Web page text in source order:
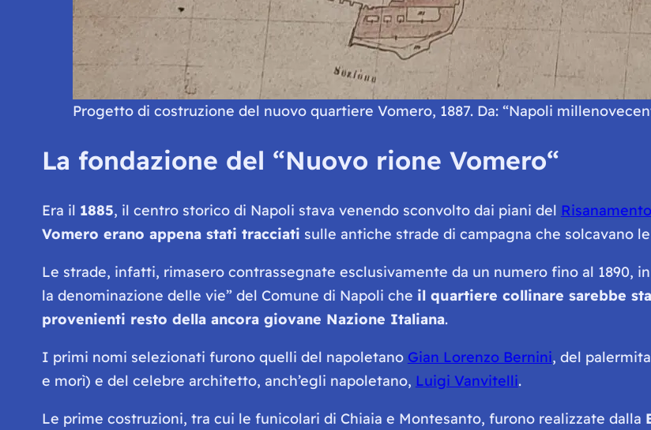
Progetto di costruzione del nuovo quartiere Vomero, 1887. Da: “Napoli
La fondazione del “Nuovo rione Vomero“
Era il 1885, il centro storico di Napoli stava venendo sconvolto dai piani del Risanamento
Vomero erano appena stati tracciati sulle antiche strade di campagna che solcavano
Le strade, infatti, rimasero contrassegnate esclusivamente da un numero fino al 1890,
la denominazione delle vie” del Comune di Napoli che il quartiere collinare sarebbe
provenienti resto della ancora giovane Nazione Italiana.
I primi nomi selezionati furono quelli del napoletano Gian Lorenzo Bernini, del
e morì) e del celebre architetto, anch’egli napoletano, Luigi Vanvitelli.
Le prime costruzioni, tra cui le funicolari di Chiaia e Montesanto, furono realizzate dalla